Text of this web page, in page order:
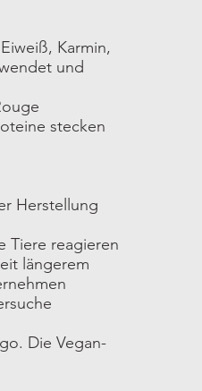
Karmin,
und
stecken
Herstellung
Tiere reagieren
längerem
Die Vegan-